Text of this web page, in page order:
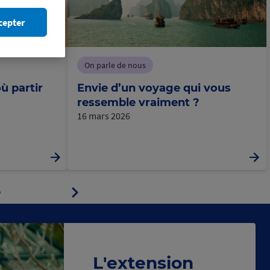
partir
On parle de nous
Envie d’un voyage qui vous
ressemble vraiment ?
16 mars 2026
Panneau
suivant
L'extension